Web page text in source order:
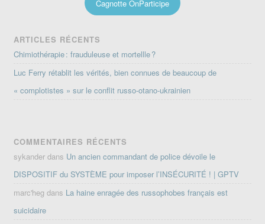
Cagnotte OnParticipe
ARTICLES RÉCENTS
Chimiothérapie : frauduleuse et mortellle ?
Luc Ferry rétablit les vérités, bien connues de beaucoup de
« complotistes » sur le conflit russo-otano-ukrainien
COMMENTAIRES RÉCENTS
sykander dans Un ancien commandant de police dévoile le
DISPOSITIF du SYSTÈME pour imposer l’INSÉCURITÉ ! | GPTV
marc'heg dans La haine enragée des russophobes français est
suicidaire